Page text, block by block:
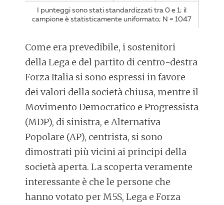
I punteggi sono stati standardizzati tra 0 e 1; il
campione è statisticamente uniformato; N = 1047
Come era prevedibile, i sostenitori
della Lega e del partito di centro-destra
Forza Italia si sono espressi in favore
dei valori della società chiusa, mentre il
Movimento Democratico e Progressista
(MDP), di sinistra, e Alternativa
Popolare (AP), centrista, si sono
dimostrati più vicini ai principi della
società aperta. La scoperta veramente
interessante è che le persone che
hanno votato per M5S, Lega e Forza